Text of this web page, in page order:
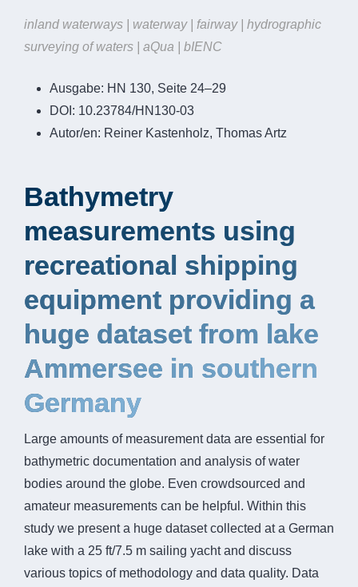
inland waterways | waterway | fairway | hydrographic
surveying of waters | aQua | bIENC
Ausgabe: HN 130, Seite 24–29
DOI: 10.23784/HN130-03
Autor/en: Reiner Kastenholz, Thomas Artz
Bathymetry
measurements using
recreational shipping
equipment providing a
huge dataset from lake
Ammersee in southern
Germany
Large amounts of measurement data are essential for
bathymetric documentation and analysis of water
bodies around the globe. Even crowdsourced and
amateur measurements can be helpful. Within this
study we present a huge dataset collected at a German
lake with a 25 ft/7.5 m sailing yacht and discuss
various topics of methodology and data quality. Data